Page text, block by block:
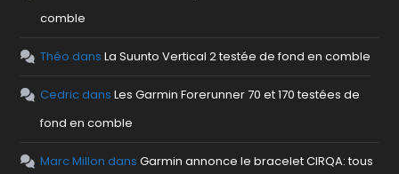
comble
Théo dansLa Suunto Vertical 2 testée de fond en comble
CedricdansLes Garmin Forerunner 70 et 170 testées de
fond en comble
Marc Millon dansGarmin annonce le bracelet CIRQA: tous